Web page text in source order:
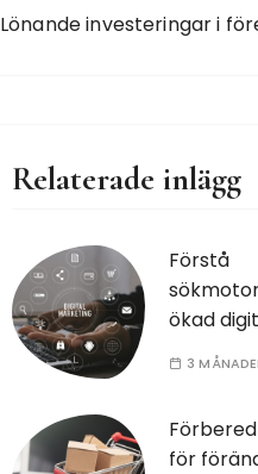
Lönande investeringar i
Relaterade inlägg
Förstå
ökad
3
för